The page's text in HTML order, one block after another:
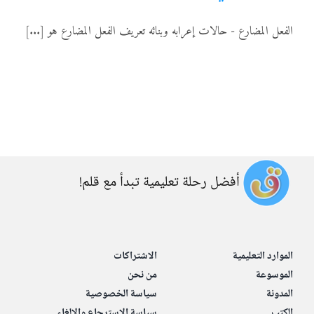
الفعل المضارع - حالات إعرابه وبنائه تعريف الفعل المضارع هو [...]
أفضل رحلة تعليمية تبدأ مع قلم!
الموارد التعليمية
الموسوعة
المدونة
الاشتراكات
من نحن
سياسة الخصوصية